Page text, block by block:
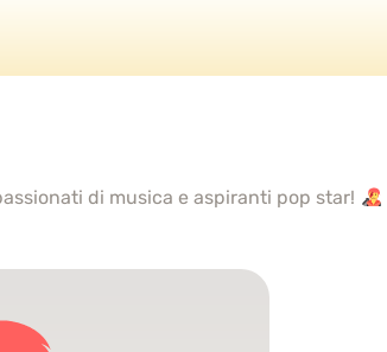
di musica e aspiranti pop star!